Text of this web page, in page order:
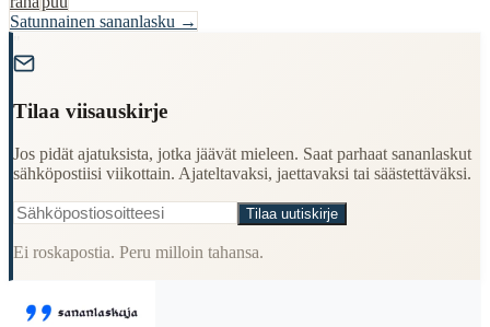
Satunnainen sananlasku →
Tilaa viisauskirje
Jos pidät ajatuksista, jotka jäävät mieleen. Saat parhaat sananlaskut
sähköpostiisi viikottain. Ajateltavaksi, jaettavaksi tai säästettäväksi.
Tilaa uutiskirje
Ei roskapostia. Peru milloin tahansa.